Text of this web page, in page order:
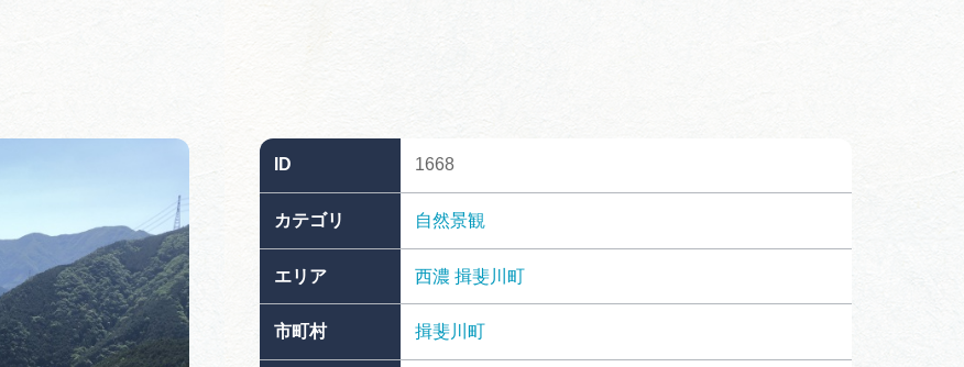
岐阜県アウトドア観光キャン
ID 1668
カテゴリ 自然景観
エリア 西濃 揖斐川町
市町村 揖斐川町